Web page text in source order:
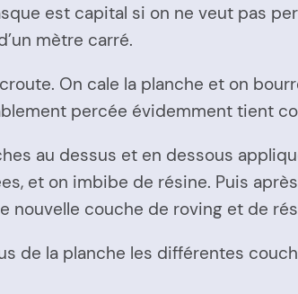
est capital si on ne veut pas
mètre carré.
On cale la planche et on
percée évidemment tient
au dessus et en dessous
et on imbibe de résine. Puis
nouvelle couche de roving et de
de la planche les différentes